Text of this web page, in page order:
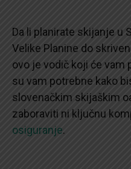
Da li planirate skijanje u
Velike Planine do
ovo je vodič koji će
su vam potrebne kako
slovenačkim skijaškim
zaboraviti ni ključnu
osiguranje.